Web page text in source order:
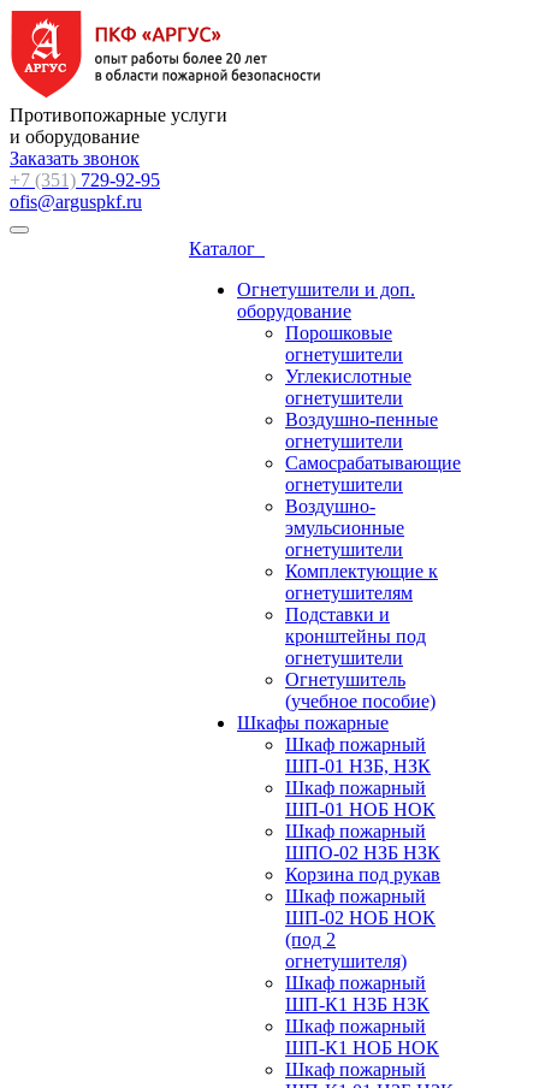
Противопожарные услуги
и оборудование
Заказать звонок
+7 (351) 729-92-95
ofis@arguspkf.ru
Каталог
Огнетушители и доп.
оборудование
Порошковые
огнетушители
Углекислотные
огнетушители
Воздушно-пенные
огнетушители
Самосрабатывающие
огнетушители
Воздушно-
эмульсионные
огнетушители
Комплектующие к
огнетушителям
Подставки и
кронштейны под
огнетушители
Огнетушитель
(учебное пособие)
Шкафы пожарные
Шкаф пожарный
ШП-01 НЗБ, НЗК
Шкаф пожарный
ШП-01 НОБ НОК
Шкаф пожарный
ШПО-02 НЗБ НЗК
Корзина под рукав
Шкаф пожарный
ШП-02 НОБ НОК
(под 2
огнетушителя)
Шкаф пожарный
ШП-К1 НЗБ НЗК
Шкаф пожарный
ШП-К1 НОБ НОК
Шкаф пожарный